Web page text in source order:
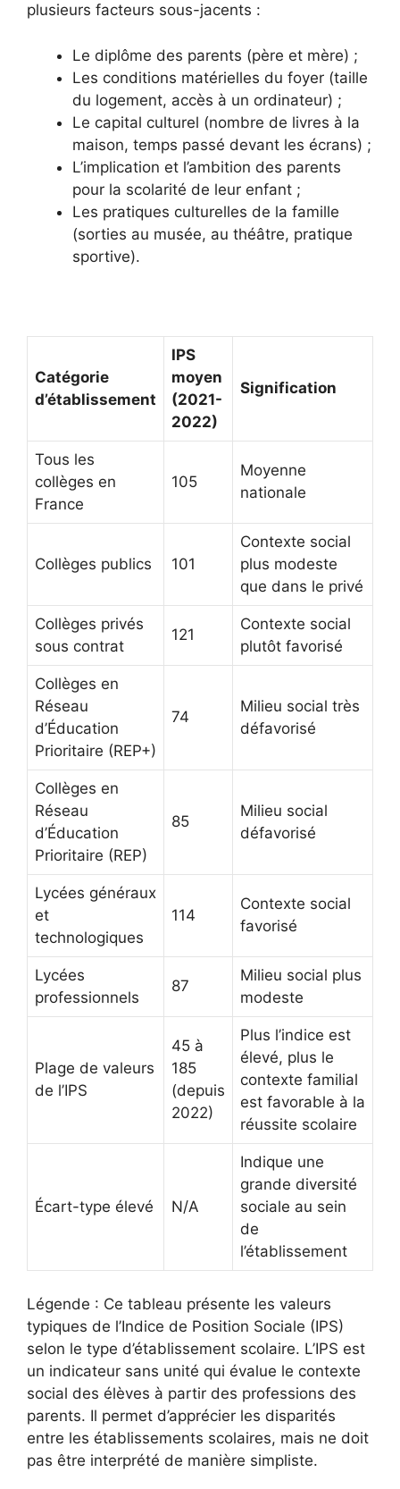
plusieurs facteurs sous-jacents :
Le diplôme des parents (père et mère) ;
Les conditions matérielles du foyer (taille
du logement, accès à un ordinateur) ;
Le capital culturel (nombre de livres à la
maison, temps passé devant les écrans) ;
L’implication et l’ambition des parents
pour la scolarité de leur enfant ;
Les pratiques culturelles de la famille
(sorties au musée, au théâtre, pratique
sportive).
Catégorie
d’établissement
IPS
moyen
(2021-
2022)
Signification
Tous les
collèges en
France
105
Moyenne
nationale
Collèges publics 101
Contexte social
plus modeste
que dans le privé
Collèges privés
sous contrat
121
Contexte social
plutôt favorisé
Collèges en
Réseau
d’Éducation
Prioritaire (REP+)
74
Milieu social très
défavorisé
Collèges en
Réseau
d’Éducation
Prioritaire (REP)
85
Milieu social
défavorisé
Lycées généraux
et
technologiques
114
Contexte social
favorisé
Lycées
professionnels
87
Milieu social plus
modeste
Plage de valeurs
de l’IPS
45 à
185
(depuis
2022)
Plus l’indice est
élevé, plus le
contexte familial
est favorable à la
réussite scolaire
Écart-type élevé N/A
Indique une
grande diversité
sociale au sein
de
l’établissement
Légende : Ce tableau présente les valeurs
typiques de l’Indice de Position Sociale (IPS)
selon le type d’établissement scolaire. L’IPS est
un indicateur sans unité qui évalue le contexte
social des élèves à partir des professions des
parents. Il permet d’apprécier les disparités
entre les établissements scolaires, mais ne doit
pas être interprété de manière simpliste.